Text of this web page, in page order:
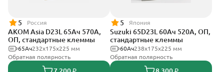
5 Россия
АКОМ Asia D23L 65Ач 570А,
ОП, стандартные клеммы
232x175x225 мм
65Ач
Обратная полярность
5 Япония
Suzuki 65D23L 60Ач 520А, ОП,
стандартные клеммы
238х175х225 мм
60Ач
Обратная полярность